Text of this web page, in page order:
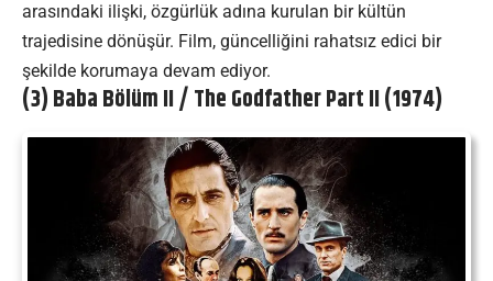
arasındaki ilişki, özgürlük adına kurulan bir kültün
trajedisine dönüşür. Film, güncelliğini rahatsız edici bir
şekilde korumaya devam ediyor.
(3) Baba Bölüm II / The Godfather Part II (1974)